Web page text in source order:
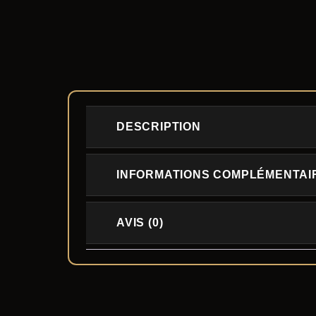
DESCRIPTION
INFORMATIONS
AVIS (0)